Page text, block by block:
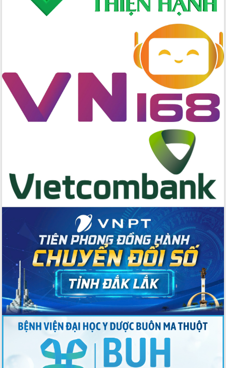
Lấy ý kiến điều chỉnh Quy hoạch tỉnh
Đắk Lắk thời kỳ 2021-2030, tầm nhìn
Đắk Lắk nỗ lực thúc đẩy tăng trưởng
kinh tế từ 10% trở lên trong Quý
II/2026
Đắk Lắk ký kết thỏa thuận hợp tác về
chuyển đổi số giai đoạn 2026 – 2030
Du lịch Đắk Lắk nâng tầm trải nghiệm
du khách thông qua Hệ thống cơ sở dữ
liệu và Bản đồ số
Tập huấn ứng dụng trí tuệ nhân tạo (AI)
trong thương mại điện tử năm 2026
Đoàn đại biểu Quốc hội tỉnh Đắk Lắk
trao đổi thông tin trước Kỳ họp thứ
nhất, Quốc hội khóa XVI
Quyết liệt cải cách hành chính, khơi
thông nguồn lực phát triển
Nâng cao hiệu lực, hiệu quả HĐND
tỉnh thông qua hiện đại hóa hành chính
Xã Ea Phê gắn cải cách hành chính với
chuyển đổi số
Phó Chủ tịch Thường trực UBND tỉnh
Hồ Thị Nguyên Thảo làm việc tại Trung
tâm Phục vụ hành chính công xã Ea